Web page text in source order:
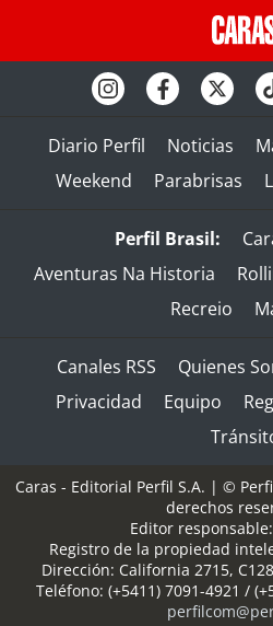
Diario Perfil Noticias
Weekend
Parabrisas
Perfil Brasil:
Aventuras Na Historia
Recreio
Canales RSS Quienes
Privacidad
Equipo
Caras - Editorial Perfil S.A. | ©
derechos
Editor
Registro de la propiedad
Dirección: California 2715,
Teléfono: (+5411) 7091-4921 /